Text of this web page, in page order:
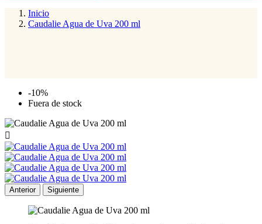
Inicio
Caudalie Agua de Uva 200 ml
-10%
Fuera de stock

Anterior Siguiente